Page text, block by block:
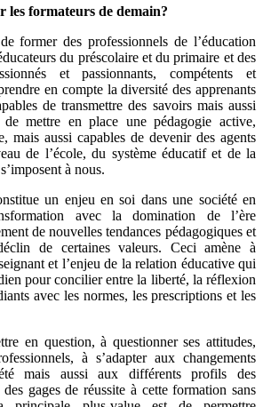
les formateurs de demain?
former des professionnels de l’éducation
du préscolaire et du primaire et des
et passionnants, compétents et
en compte la diversité des apprenants
de transmettre des savoirs mais aussi
de mettre en place une pédagogie active,
mais aussi capables de devenir des agents
de l’école, du système éducatif et de la
à nous.
un enjeu en soi dans une société en
avec la domination de l’ère
de nouvelles tendances pédagogiques et
de certaines valeurs. Ceci amène à
et l’enjeu de la relation éducative qui
pour concilier entre la liberté, la réflexion
avec les normes, les prescriptions et les
en question, à questionner ses attitudes,
à s’adapter aux changements
mais aussi aux différents profils des
gages de réussite à cette formation sans